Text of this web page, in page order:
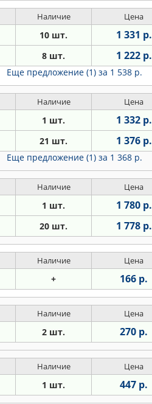
Наличие Цена
10 шт. 1 331 р.
8 шт. 1 222 р.
Еще предложение (1) за 1 538 р.
Наличие Цена
1 шт. 1 332 р.
21 шт. 1 376 р.
Еще предложение (1) за 1 368 р.
Наличие Цена
1 шт. 1 780 р.
20 шт. 1 778 р.
Наличие Цена
+ 166 р.
Наличие Цена
2 шт. 270 р.
Наличие Цена
1 шт. 447 р.